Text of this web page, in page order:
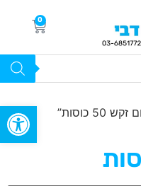
פתח
0
כוסות”